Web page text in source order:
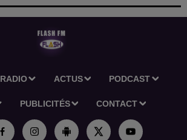
RADIO ACTUS PODCAST
PUBLICITÉS CONTACT